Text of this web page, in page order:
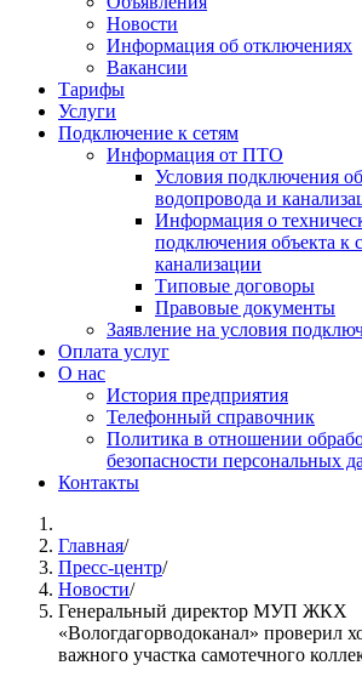
Новости
Информация об отключениях
Вакансии
Тарифы
Услуги
Подключение к сетям
Информация от ПТО
Условия подключения
водопровода и
Информация о
подключения объекта к
канализации
Типовые договоры
Правовые документы
Заявление на условия
Оплата услуг
О нас
История предприятия
Телефонный справочник
Политика в отношении
безопасности персональных
Контакты
Главная/
Пресс-центр/
Новости/
Генеральный директор МУП ЖКХ
«Вологдагорводоканал» проверил
важного участка самотечного